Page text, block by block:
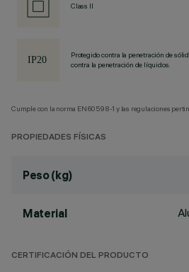
Class II
Protegido contra la penetración de
contra la penetración de líquidos.
Cumple con la norma EN60598-1 y las regulaciones
PROPIEDADES FÍSICAS
Peso (kg)
Material
CERTIFICACIÓN DEL PRODUCTO